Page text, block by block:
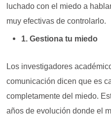
luchado con el miedo a
muy efectivas de controlarlo.
1. Gestiona tu miedo
Los investigadores
comunicación dicen que es
completamente del miedo.
años de evolución donde el